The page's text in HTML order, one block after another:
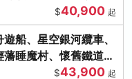
$40,900 起
船、星空銀河纜車、
睡魔村、懷舊鐵道
$43,900 起